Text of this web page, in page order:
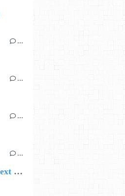
…
…
…
…
Brother Valiant ○ Better Luck Next Time